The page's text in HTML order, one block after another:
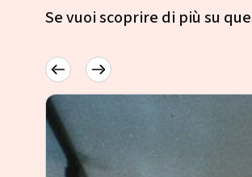
Se vuoi scoprire di più su